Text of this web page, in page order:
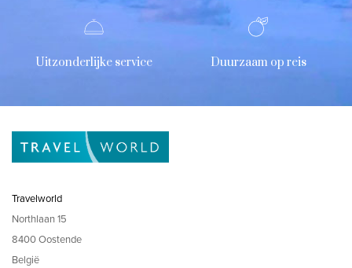
Uitzonderlijke service Duurzaam op reis
Travelworld
Northlaan 15
8400 Oostende
België